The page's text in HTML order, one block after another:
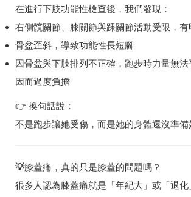
在進行下肢功能性檢查後，我們發現：
右側髖關節、膝關節與踝關節活動受限 ，
骨盆歪斜 ，導致功能性長短腳
因骨盆與下肢排列不正確，跑步時力量無
因而過度負擔
👉 換句話說：
不是跑步讓她受傷，而是她的身體還沒準備
💡膝蓋痛，真的只是膝蓋的問題嗎？
很多人認為膝蓋痛就是「年紀大」或「退